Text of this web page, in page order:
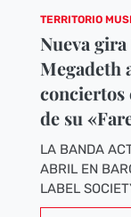
TERRITORIO
Nueva
Megadeth
conciertos
de su
LA BANDA
ABRIL EN
LABEL